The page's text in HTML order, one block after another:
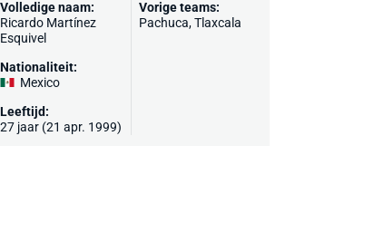
Volledige naam:
Ricardo Martínez
Esquivel
Nationaliteit:
Mexico
Leeftijd:
27 jaar (21 apr. 1999)
Vorige teams:
Pachuca, Tlaxcala